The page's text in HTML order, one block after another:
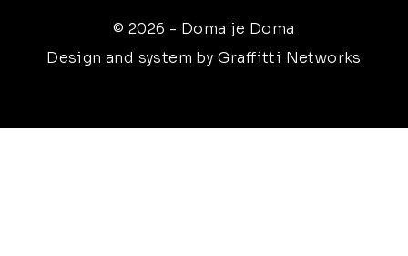
© 2026 - Doma je Doma
Design and system by Graffitti Networks